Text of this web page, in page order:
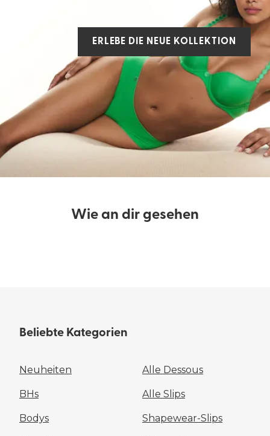
ERLEBE DIE NEUE KOLLEKTION
Wie an dir gesehen
Beliebte Kategorien
Neuheiten Alle Dessous
BHs Alle Slips
Bodys Shapewear-Slips